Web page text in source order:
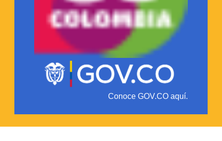
Conoce GOV.CO aquí.